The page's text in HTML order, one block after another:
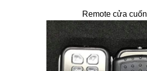
Remote cửa cuốn